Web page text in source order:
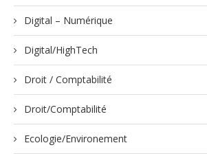
Digital – Numérique
Digital/HighTech
Droit / Comptabilité
Droit/Comptabilité
Ecologie/Environement